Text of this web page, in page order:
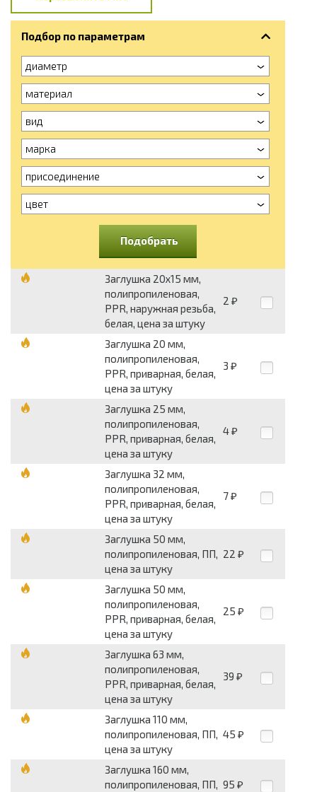
Подбор по параметрам
диаметр
материал
вид
марка
присоединение
цвет
Подобрать
Заглушка 20х15 мм,
полипропиленовая,
PPR, наружная резьба,
белая, цена за штуку
2 ₽
Заглушка 20 мм,
полипропиленовая,
PPR, приварная, белая,
цена за штуку
3 ₽
Заглушка 25 мм,
полипропиленовая,
PPR, приварная, белая,
цена за штуку
4 ₽
Заглушка 32 мм,
полипропиленовая,
PPR, приварная, белая,
цена за штуку
7 ₽
Заглушка 50 мм,
полипропиленовая, ПП,
цена за штуку
22 ₽
Заглушка 50 мм,
полипропиленовая,
PPR, приварная, белая,
цена за штуку
25 ₽
Заглушка 63 мм,
полипропиленовая,
PPR, приварная, белая,
цена за штуку
39 ₽
Заглушка 110 мм,
полипропиленовая, ПП,
цена за штуку
45 ₽
Заглушка 160 мм,
полипропиленовая, ПП, 95 ₽